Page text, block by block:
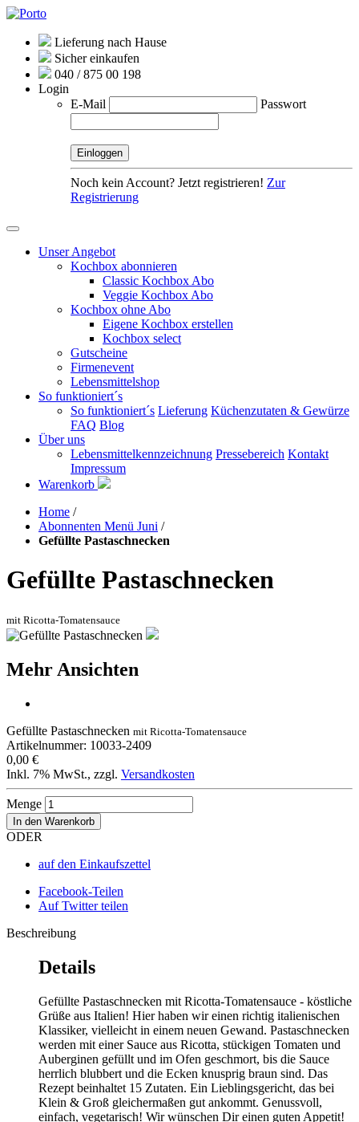
Lieferung nach Hause
Sicher einkaufen
040 / 875 00 198
Login
E-Mail
Passwort
Noch kein Account? Jetzt registrieren! Zur
Registrierung
Unser Angebot
Kochbox abonnieren
Classic Kochbox Abo
Veggie Kochbox Abo
Kochbox ohne Abo
Eigene Kochbox erstellen
Kochbox select
Gutscheine
Firmenevent
Lebensmittelshop
So funktioniert´s
So funktioniert´s Lieferung Küchenzutaten & Gewürze
FAQ Blog
Über uns
Lebensmittelkennzeichnung Pressebereich Kontakt
Impressum
Warenkorb
Home /
Abonnenten Menü Juni /
Gefüllte Pastaschnecken
Gefüllte Pastaschnecken
mit Ricotta-Tomatensauce
Mehr Ansichten
Gefüllte Pastaschnecken mit Ricotta-Tomatensauce
Artikelnummer: 10033-2409
0,00 €
Inkl. 7% MwSt., zzgl. Versandkosten
Menge
In den Warenkorb
ODER
auf den Einkaufszettel
Facebook-Teilen
Auf Twitter teilen
Beschreibung
Details
Gefüllte Pastaschnecken mit Ricotta-Tomatensauce - köstliche
Grüße aus Italien! Hier haben wir einen richtig italienischen
Klassiker, vielleicht in einem neuen Gewand. Pastaschnecken
werden mit einer Sauce aus Ricotta, stückigen Tomaten und
Auberginen gefüllt und im Ofen geschmort, bis die Sauce
herrlich blubbert und die Ecken knusprig braun sind. Das
Rezept beinhaltet 15 Zutaten. Ein Lieblingsgericht, das bei
Klein & Groß gleichermaßen gut ankommt. Genussvoll,
einfach, vegetarisch! Wir wünschen Dir einen guten Appetit!